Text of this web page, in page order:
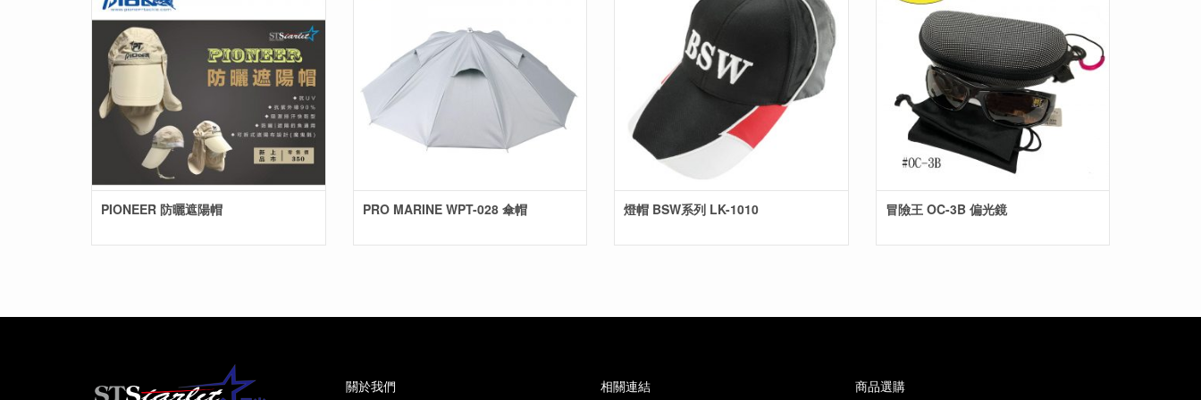
PIONEER 防曬遮陽帽 PRO MARINE WPT-028 傘帽 燈帽 BSW系列 LK-1010 冒險王 OC-3B 偏光鏡
關於我們 相關連結 商品選購